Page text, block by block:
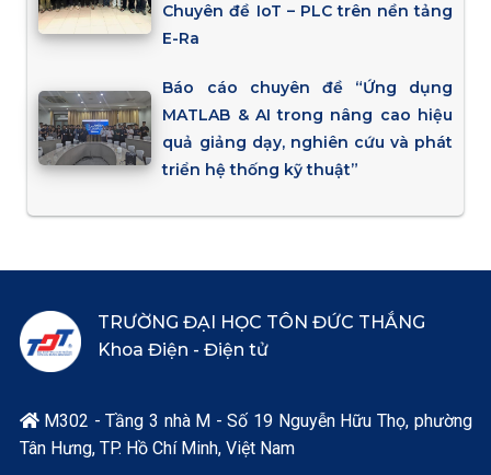
Chuyên đề IoT – PLC trên nền tảng
E-Ra
Báo cáo chuyên đề “Ứng dụng
MATLAB & AI trong nâng cao hiệu
quả giảng dạy, nghiên cứu và phát
triển hệ thống kỹ thuật”
TRƯỜNG ĐẠI HỌC TÔN ĐỨC THẮNG
Khoa Điện - Điện tử
M302 - Tầng 3 nhà M - Số 19 Nguyễn Hữu Thọ, phường
Tân Hưng, TP. Hồ Chí Minh, Việt Nam